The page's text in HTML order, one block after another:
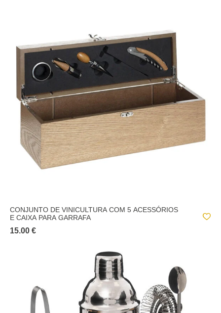
CONJUNTO DE VINICULTURA COM 5 ACESSÓRIOS
E CAIXA PARA GARRAFA
15.00 €